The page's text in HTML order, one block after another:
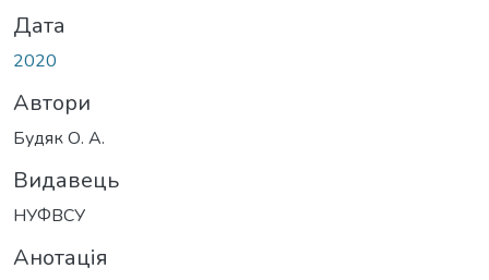
Дата
2020
Автори
Будяк О. А.
Видавець
НУФВСУ
Анотація